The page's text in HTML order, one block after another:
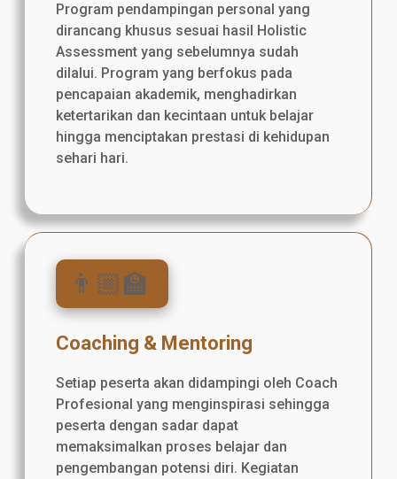
Program pendampingan personal yang
dirancang khusus sesuai hasil Holistic
Assessment yang sebelumnya sudah
dilalui. Program yang berfokus pada
pencapaian akademik, menghadirkan
ketertarikan dan kecintaan untuk belajar
hingga menciptakan prestasi di kehidupan
sehari hari.
👨🏼‍🏫
Coaching & Mentoring
Setiap peserta akan didampingi oleh Coach
Profesional yang menginspirasi sehingga
peserta dengan sadar dapat
memaksimalkan proses belajar dan
pengembangan potensi diri. Kegiatan